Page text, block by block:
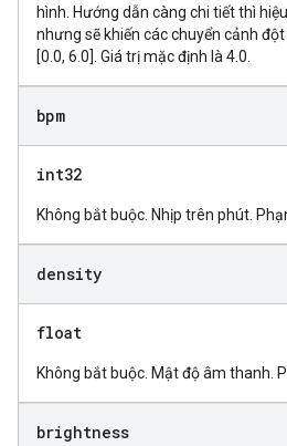
hình. Hướng dẫn càng chi tiết thì
nhưng sẽ khiến các chuyển cảnh
[0.0, 6.0]. Giá trị mặc định là 4.0.
bpm
int32
Không bắt buộc. Nhịp trên phút.
density
float
Không bắt buộc. Mật độ âm thanh.
brightness